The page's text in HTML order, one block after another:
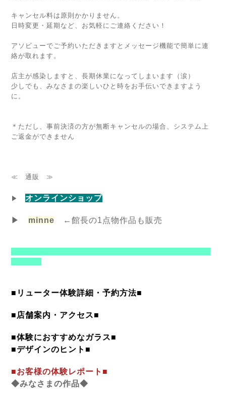
キャンセル料は原則かかりません。
日時変更・延期など、お気軽にご連絡ください！
アソビューでご予約いただきますとメッセージ機能で簡単に連
絡が取れます。
店主が感染しますと、長期休業になってしまいます（涙）
少しでも、みなさまの楽しいひと時をお手伝いできますよう
に。
＊ただし、事前決済の方が無断キャンセルの場合、システム上
ご返金ができません
≪ 通販 ≫
▶ オンラインショップ
▶ minne ←館長の1点物作品も販売
■リューター体験詳細・予約方法■
■店舗案内・アクセス■
■体験におすすめなガラス■
■デザインのヒント■
■お客様の体験レポート■
◆みなさまの作品◆